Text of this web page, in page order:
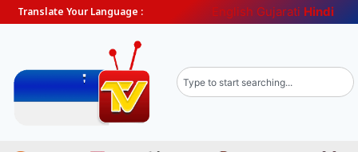
Translate Your Language : English Gujarati Hindi